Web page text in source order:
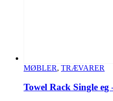
MØBLER, TRÆVARER
Towel Rack Single